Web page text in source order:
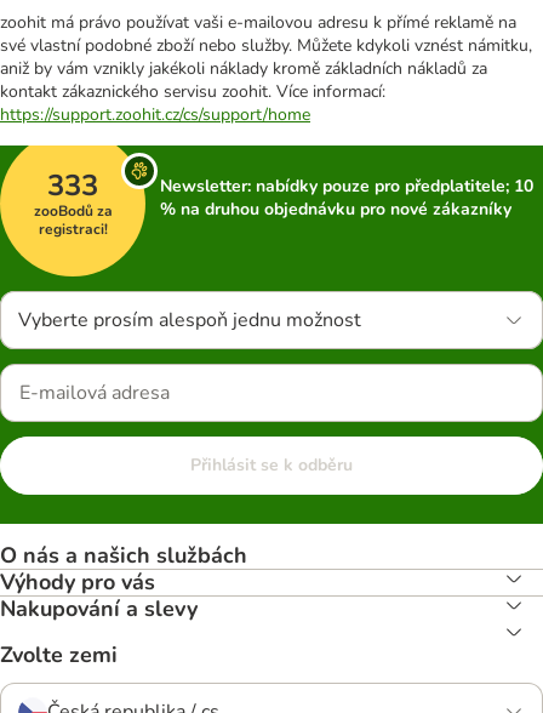
zoohit má právo používat vaši e-mailovou adresu k přímé reklamě na
své vlastní podobné zboží nebo služby. Můžete kdykoli vznést námitku,
aniž by vám vznikly jakékoli náklady kromě základních nákladů za
kontakt zákaznického servisu zoohit. Více informací:
https://support.zoohit.cz/cs/support/home
333
zooBodů za
registraci!
Newsletter: nabídky pouze pro předplatitele; 10
% na druhou objednávku pro nové zákazníky
Vyberte prosím alespoň jednu možnost
Přihlásit se k odběru
O nás a našich službách
Výhody pro vás
Nakupování a slevy
Zvolte zemi